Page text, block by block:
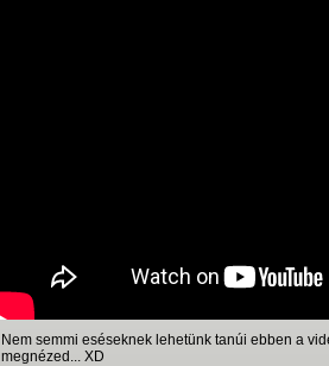
Nem semmi eséseknek lehetünk tanúi ebben a
megnézed... XD